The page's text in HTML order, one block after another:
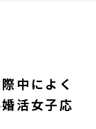
中によく
活女子応